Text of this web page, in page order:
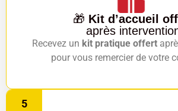
🎁 Kit d’accueil
après
Recevez un kit pratique offert
pour vous remercier de votre
5